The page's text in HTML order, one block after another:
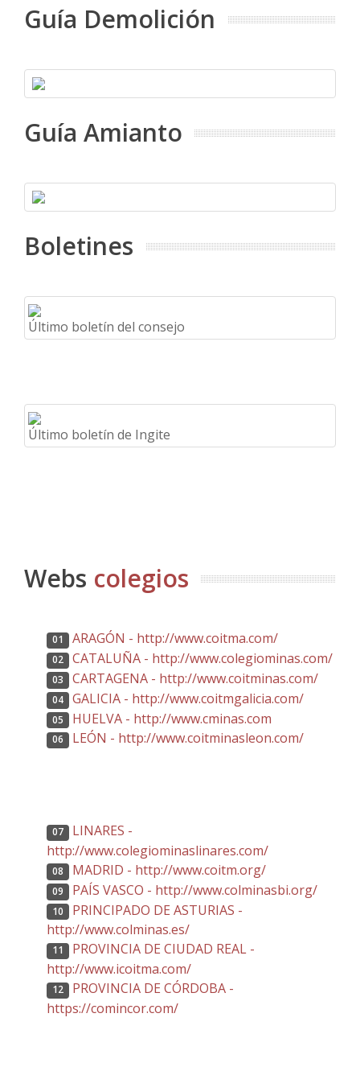
Guía Demolición
Guía Amianto
Boletines
Último boletín del consejo
Último boletín de Ingite
Webs colegios
01 ARAGÓN - http://www.coitma.com/
02 CATALUÑA - http://www.colegiominas.com/
03 CARTAGENA - http://www.coitminas.com/
04 GALICIA - http://www.coitmgalicia.com/
05 HUELVA - http://www.cminas.com
06 LEÓN - http://www.coitminasleon.com/
07
LINARES -
http://www.colegiominaslinares.com/
08 MADRID - http://www.coitm.org/
09 PAÍS VASCO - http://www.colminasbi.org/
10
PRINCIPADO DE ASTURIAS -
http://www.colminas.es/
11
PROVINCIA DE CIUDAD REAL -
http://www.icoitma.com/
12
PROVINCIA DE CÓRDOBA -
https://comincor.com/